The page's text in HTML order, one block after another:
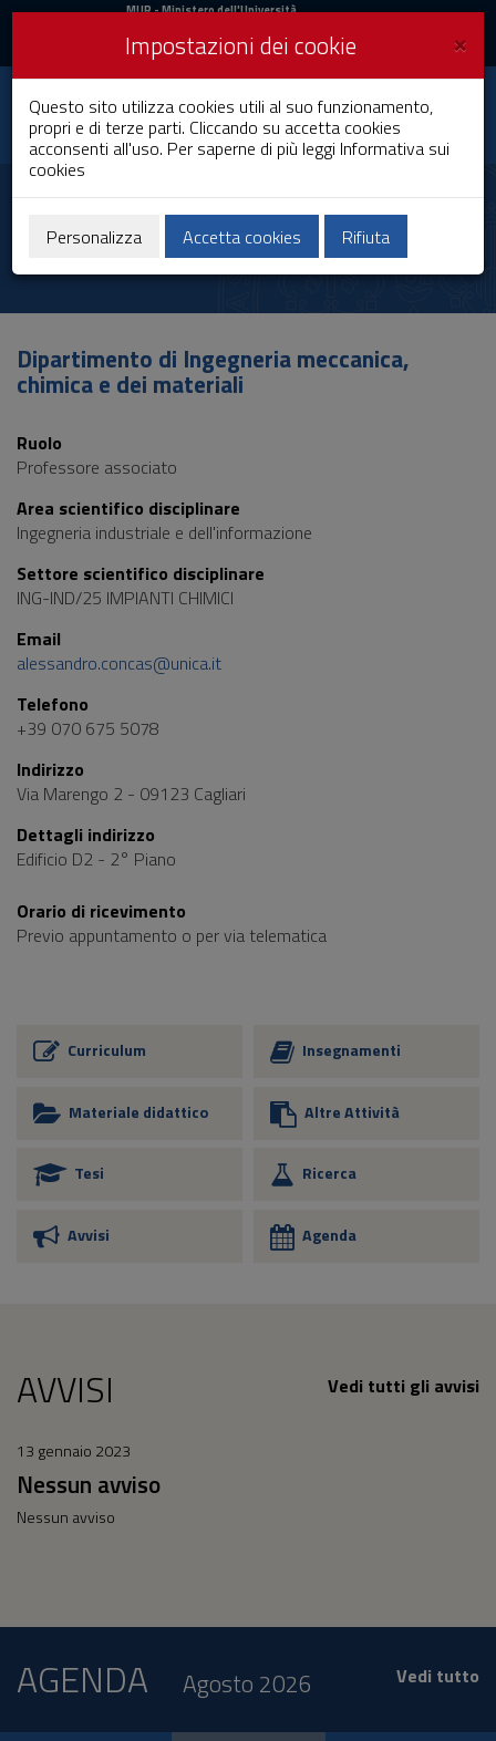
Vai
al
navigazione
sito
al
Footer
MIUR
Accedi
MUR- Ministero dell'Università
Accedi UniCA News
Toggle
navigation
Università degli
Studi di Cagliari
Alessandro Concas
Dipartimento di Ingegneria meccanica,
chimica e dei materiali
Ruolo
Professore associato
Area scientifico disciplinare
Ingegneria industriale e dell'informazione
Settore scientifico disciplinare
ING-IND/25 IMPIANTI CHIMICI
Email
alessandro.concas@unica.it
Telefono
+39 070 675 5078
Indirizzo
Via Marengo 2 - 09123 Cagliari
Dettagli indirizzo
Edificio D2 - 2° Piano
Orario di ricevimento
Previo appuntamento o per via telematica
Curriculum Insegnamenti
Materiale didattico Altre Attività
Tesi Ricerca
Avvisi Agenda
AVVISI Vedi tutti gli avvisi
13 gennaio 2023
Nessun avviso
Nessun avviso
AGENDA Agosto 2026 Vedi tutto
×
Impostazioni dei cookie
Questo sito utilizza cookies utili al suo funzionamento,
propri e di terze parti. Cliccando su accetta cookies
acconsenti all'uso. Per saperne di più leggi Informativa sui
cookies
Personalizza Accetta cookies Rifiuta